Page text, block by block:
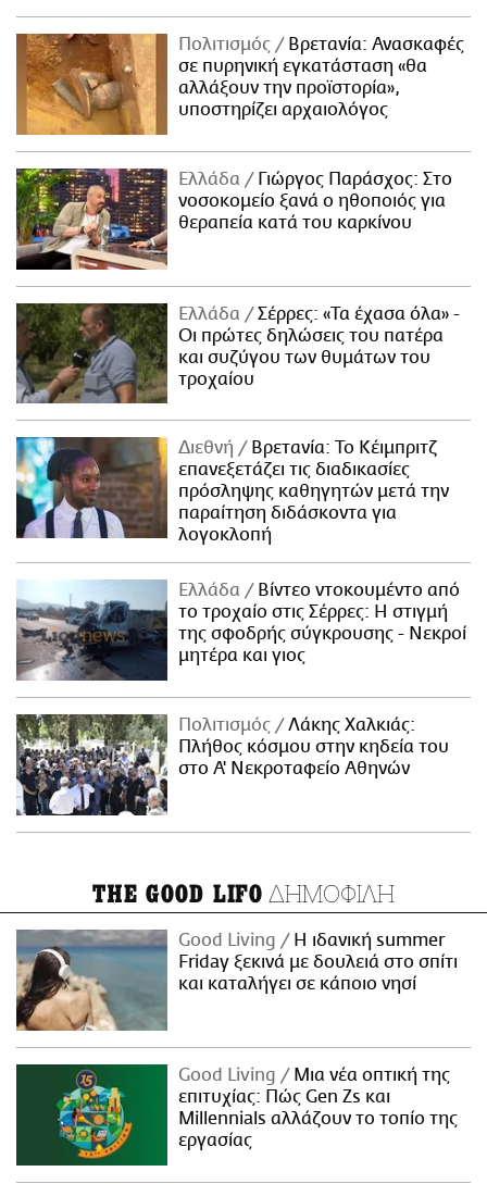
Πολιτισμός
Βρετανία: Ανασκαφές
σε πυρηνική εγκατάσταση «θα
αλλάξουν την προϊστορία»,
υποστηρίζει αρχαιολόγος
Ελλάδα
Γιώργος Παράσχος: Στο
νοσοκομείο ξανά ο ηθοποιός για
θεραπεία κατά του καρκίνου
Ελλάδα
Σέρρες: «Τα έχασα όλα» -
Οι πρώτες δηλώσεις του πατέρα
και συζύγου των θυμάτων του
τροχαίου
Διεθνή
Βρετανία: Το Κέιμπριτζ
επανεξετάζει τις διαδικασίες
πρόσληψης καθηγητών μετά την
παραίτηση διδάσκοντα για
λογοκλοπή
Ελλάδα
Βίντεο ντοκουμέντο από
το τροχαίο στις Σέρρες: Η στιγμή
της σφοδρής σύγκρουσης - Νεκροί
μητέρα και γιος
Πολιτισμός
Λάκης Χαλκιάς:
Πλήθος κόσμου στην κηδεία του
στο Α' Νεκροταφείο Αθηνών
THE GOOD LIFO ΔΗΜΟΦΙΛΗ
Good Living
Η ιδανική summer
Friday ξεκινά με δουλειά στο σπίτι
και καταλήγει σε κάποιο νησί
Good Living
Μια νέα οπτική της
επιτυχίας: Πώς Gen Zs και
Millennials αλλάζουν το τοπίο της
εργασίας